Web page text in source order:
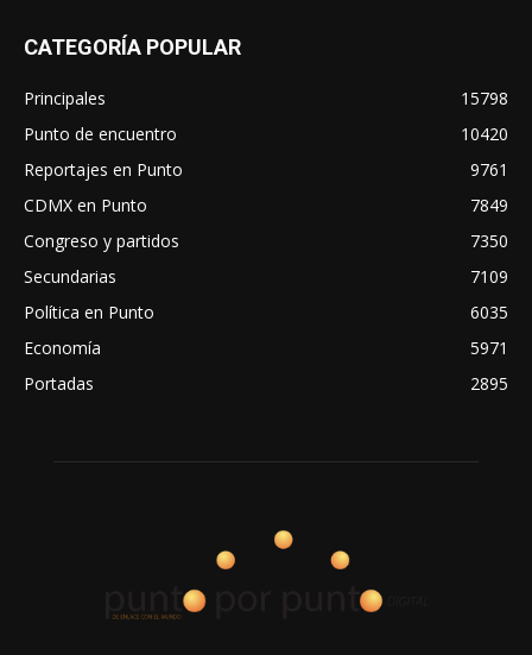
CATEGORÍA POPULAR
Principales
15798
Punto de encuentro
10420
Reportajes en Punto
9761
CDMX en Punto
7849
Congreso y partidos
7350
Secundarias
7109
Política en Punto
6035
Economía
5971
Portadas
2895